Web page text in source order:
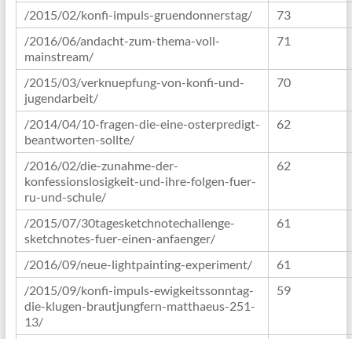
/2015/02/konfi-impuls-gruendonnerstag/
73
/2016/06/andacht-zum-thema-voll-
mainstream/
71
/2015/03/verknuepfung-von-konfi-und-
jugendarbeit/
70
/2014/04/10-fragen-die-eine-osterpredigt-
beantworten-sollte/
62
/2016/02/die-zunahme-der-
konfessionslosigkeit-und-ihre-folgen-fuer-
ru-und-schule/
62
/2015/07/30tagesketchnotechallenge-
sketchnotes-fuer-einen-anfaenger/
61
/2016/09/neue-lightpainting-experiment/
61
/2015/09/konfi-impuls-ewigkeitssonntag-
die-klugen-brautjungfern-matthaeus-251-
13/
59